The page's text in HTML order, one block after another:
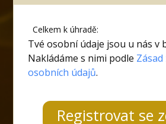
Celkem k úhradě:
Tvé osobní údaje jsou u nás v
Nakládáme s nimi podle
osobních údajů.
Registrovat se